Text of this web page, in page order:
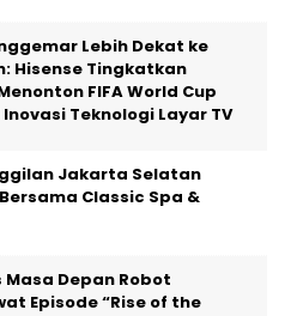
Lebih Dekat ke
Hisense Tingkatkan
FIFA World Cup
Teknologi Layar TV
Jakarta Selatan
Classic Spa &
Masa Depan Robot
Episode “Rise of the